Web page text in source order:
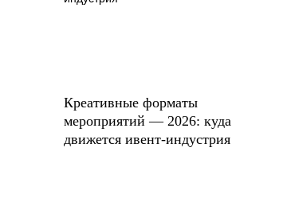
Креативные форматы
мероприятий — 2026: куда
движется ивент-индустрия